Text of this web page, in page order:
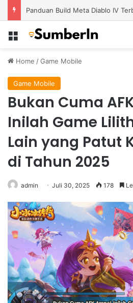
Menu
Home /Game Mobile
Game Mobile
Bukan Cuma
Inilah Game
Lain yang Patut
di Tahun 2025
admin Juli 30, 2025 178